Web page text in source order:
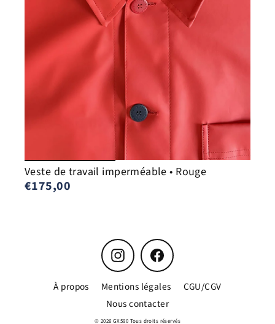
Veste de travail imperméable • Rouge
€175,00
InstagramFacebook
À propos Mentions légales
CGU/CGV
Nous contacter
© 2026 GX590 Tous droits réservés